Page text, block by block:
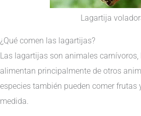
Lagartija
¿Qué comen las lagartijas?
Las lagartijas son animales
alimentan principalmente de otros
especies también pueden comer frutas
medida.